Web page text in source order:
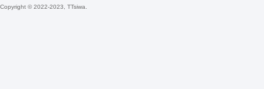
Copyright © 2022-2023, TTsiwa.